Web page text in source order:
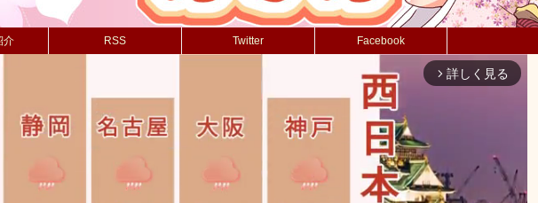
介 RSS Twitter Facebook
arrow_forward_ios 詳しく見る